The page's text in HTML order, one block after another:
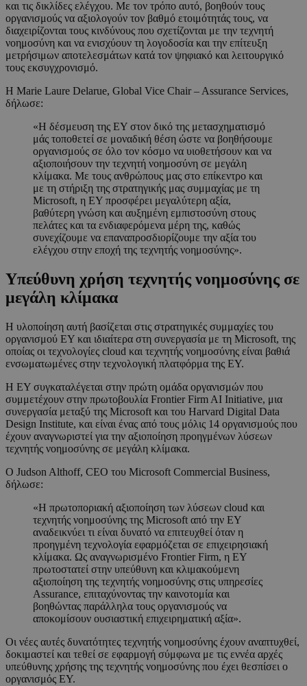
και τις δικλίδες ελέγχου. Με τον τρόπο αυτό, βοηθούν τους
οργανισμούς να αξιολογούν τον βαθμό ετοιμότητάς τους, να
διαχειρίζονται τους κινδύνους που σχετίζονται με την τεχνητή
νοημοσύνη και να ενισχύουν τη λογοδοσία και την επίτευξη
μετρήσιμων αποτελεσμάτων κατά τον ψηφιακό και λειτουργικό
τους εκσυγχρονισμό.
Η Marie Laure Delarue, Global Vice Chair – Assurance Services,
δήλωσε:
«Η δέσμευση της EY στον δικό της μετασχηματισμό
μάς τοποθετεί σε μοναδική θέση ώστε να βοηθήσουμε
οργανισμούς σε όλο τον κόσμο να υιοθετήσουν και να
αξιοποιήσουν την τεχνητή νοημοσύνη σε μεγάλη
κλίμακα. Με τους ανθρώπους μας στο επίκεντρο και
με τη στήριξη της στρατηγικής μας συμμαχίας με τη
Microsoft, η EY προσφέρει μεγαλύτερη αξία,
βαθύτερη γνώση και αυξημένη εμπιστοσύνη στους
πελάτες και τα ενδιαφερόμενα μέρη της, καθώς
συνεχίζουμε να επαναπροσδιορίζουμε την αξία του
ελέγχου στην εποχή της τεχνητής νοημοσύνης».
Υπεύθυνη χρήση τεχνητής νοημοσύνης σε
μεγάλη κλίμακα
Η υλοποίηση αυτή βασίζεται στις στρατηγικές συμμαχίες του
οργανισμού EY και ιδιαίτερα στη συνεργασία με τη Microsoft, της
οποίας οι τεχνολογίες cloud και τεχνητής νοημοσύνης είναι βαθιά
ενσωματωμένες στην τεχνολογική πλατφόρμα της EY.
Η EY συγκαταλέγεται στην πρώτη ομάδα οργανισμών που
συμμετέχουν στην πρωτοβουλία Frontier Firm AI Initiative, μια
συνεργασία μεταξύ της Microsoft και του Harvard Digital Data
Design Institute, και είναι ένας από τους μόλις 14 οργανισμούς που
έχουν αναγνωριστεί για την αξιοποίηση προηγμένων λύσεων
τεχνητής νοημοσύνης σε μεγάλη κλίμακα.
Ο Judson Althoff, CEO του Microsoft Commercial Business,
δήλωσε:
«Η πρωτοποριακή αξιοποίηση των λύσεων cloud και
τεχνητής νοημοσύνης της Microsoft από την EY
αναδεικνύει τι είναι δυνατό να επιτευχθεί όταν η
προηγμένη τεχνολογία εφαρμόζεται σε επιχειρησιακή
κλίμακα. Ως αναγνωρισμένο Frontier Firm, η EY
πρωτοστατεί στην υπεύθυνη και κλιμακούμενη
αξιοποίηση της τεχνητής νοημοσύνης στις υπηρεσίες
Assurance, επιταχύνοντας την καινοτομία και
βοηθώντας παράλληλα τους οργανισμούς να
αποκομίσουν ουσιαστική επιχειρηματική αξία».
Οι νέες αυτές δυνατότητες τεχνητής νοημοσύνης έχουν αναπτυχθεί,
δοκιμαστεί και τεθεί σε εφαρμογή σύμφωνα με τις εννέα αρχές
υπεύθυνης χρήσης της τεχνητής νοημοσύνης που έχει θεσπίσει ο
οργανισμός EY.